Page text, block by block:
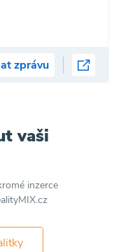
zprávu
vaši
inzerce